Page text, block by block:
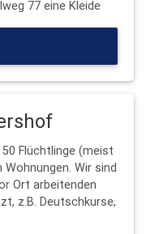
77 eine Kleide
Flüchtlinge (meist
Wohnungen. Wir sind
Ort arbeitenden
z.B. Deutschkurse,